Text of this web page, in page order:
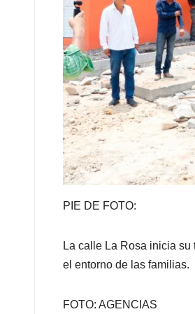
PIE DE FOTO:
La calle La Rosa inicia
el entorno de las familias.
FOTO: AGENCIAS